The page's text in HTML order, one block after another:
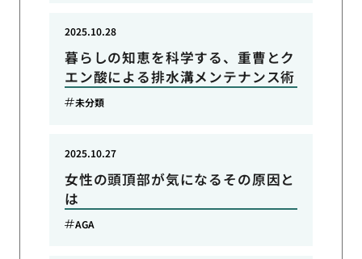
暮らしの知恵を科学する、重曹とク
エン酸による排水溝メンテナンス術
2025.10.28
未分類
女性の頭頂部が気になるその原因と
は
2025.10.27
AGA